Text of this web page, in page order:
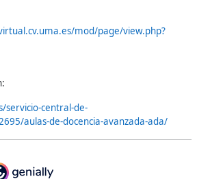
mod/page/view.php?
central-de-
aulas-de-docencia-avanzada-ada/